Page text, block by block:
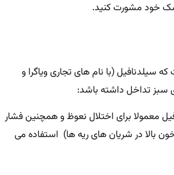
خود مشورت کنید.
سیلدنافیل (با نام های تجاری ویاگرا و
سبز تداخل داشته باشد:
معمولا برای اختلال نعوظ و همچنین فشار
بالا در شریان های ریه ها) استفاده می